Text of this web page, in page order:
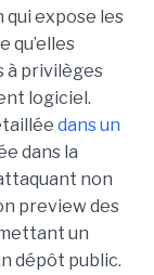
expose les
qu’elles
à privilèges
logiciel.
dans un
dans la
non
preview des
un
dépôt public.